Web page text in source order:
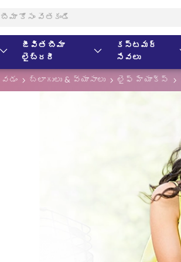
జీవిత బీమా
లైబ్రరీ
కస్టమర్
సేవలు
బ్లాగులు & వ్యాసాలు లైఫ్ హ్యాక్స్